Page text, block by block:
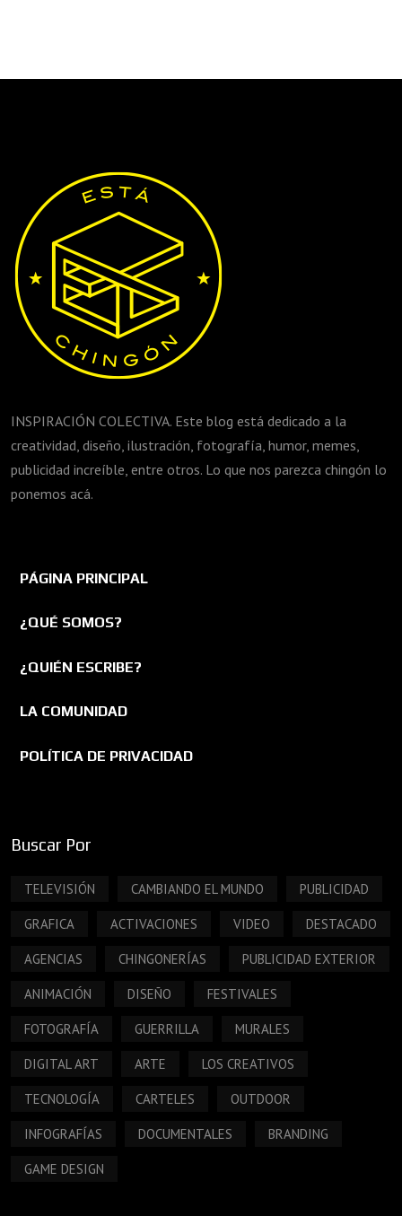
INSPIRACIÓN COLECTIVA. Este blog está dedicado a la
creatividad, diseño, ilustración, fotografía, humor, memes,
publicidad increíble, entre otros. Lo que nos parezca chingón lo
ponemos acá.
PÁGINA PRINCIPAL
¿QUÉ SOMOS?
¿QUIÉN ESCRIBE?
LA COMUNIDAD
POLÍTICA DE PRIVACIDAD
Buscar Por
TELEVISIÓN CAMBIANDO EL MUNDO PUBLICIDAD
GRAFICA ACTIVACIONES VIDEO DESTACADO
AGENCIAS CHINGONERÍAS PUBLICIDAD EXTERIOR
ANIMACIÓN DISEÑO FESTIVALES
FOTOGRAFÍA GUERRILLA MURALES
DIGITAL ART ARTE LOS CREATIVOS
TECNOLOGÍA CARTELES OUTDOOR
INFOGRAFÍAS DOCUMENTALES BRANDING
GAME DESIGN